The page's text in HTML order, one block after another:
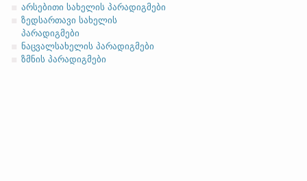
არსებითი სახელის პარადიგმები
ზედსართავი სახელის
პარადიგმები
ნაცვალსახელის პარადიგმები
ზმნის პარადიგმები